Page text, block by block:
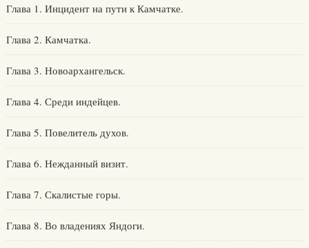
Глава 1. Инцидент на пути к Камчатке.
Глава 2. Камчатка.
Глава 3. Новоархангельск.
Глава 4. Среди индейцев.
Глава 5. Повелитель духов.
Глава 6. Нежданный визит.
Глава 7. Скалистые горы.
Глава 8. Во владениях Яндоги.